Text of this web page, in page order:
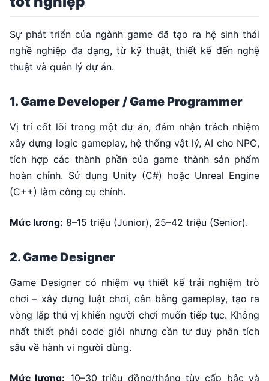
Sự phát triển của ngành game đã tạo ra hệ sinh thái
nghề nghiệp đa dạng, từ kỹ thuật, thiết kế đến nghệ
thuật và quản lý dự án.
1. Game Developer / Game Programmer
Vị trí cốt lõi trong một dự án, đảm nhận trách nhiệm
xây dựng logic gameplay, hệ thống vật lý, AI cho NPC,
tích hợp các thành phần của game thành sản phẩm
hoàn chỉnh. Sử dụng Unity (C#) hoặc Unreal Engine
(C++) làm công cụ chính.
Mức lương: 8–15 triệu (Junior), 25–42 triệu (Senior).
2. Game Designer
Game Designer có nhiệm vụ thiết kế trải nghiệm trò
chơi – xây dựng luật chơi, cân bằng gameplay, tạo ra
vòng lặp thú vị khiến người chơi muốn tiếp tục. Không
nhất thiết phải code giỏi nhưng cần tư duy phân tích
sâu về hành vi người dùng.
Mức lương: 10–30 triệu đồng/tháng tùy cấp bậc và